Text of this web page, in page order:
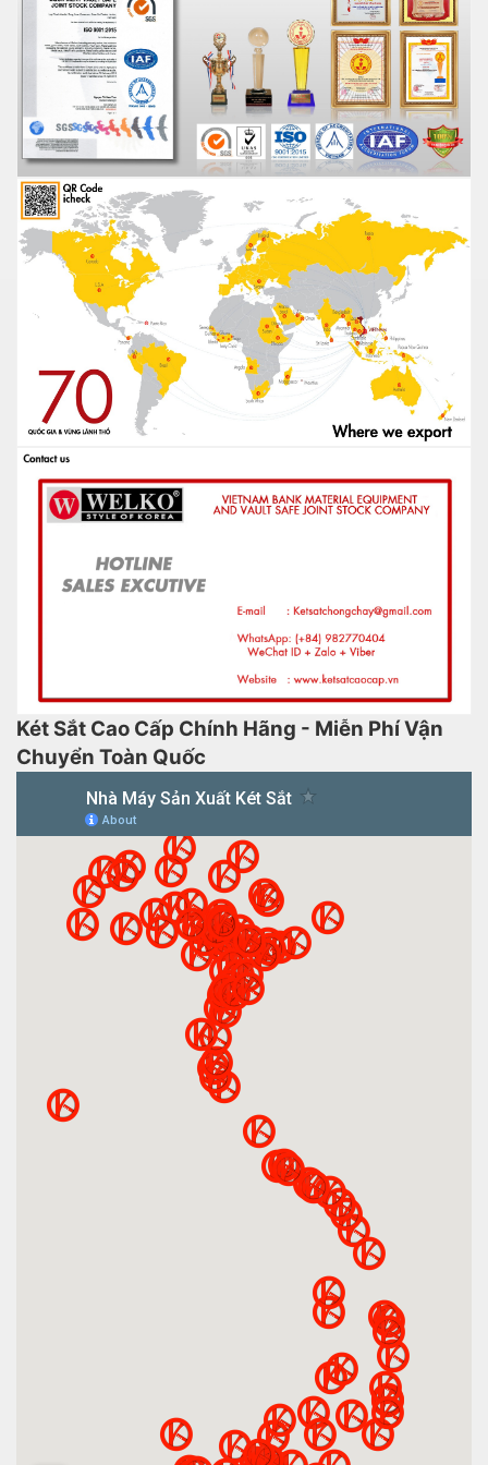
Két Sắt Cao Cấp Chính Hãng - Miễn Phí Vận
Chuyển Toàn Quốc